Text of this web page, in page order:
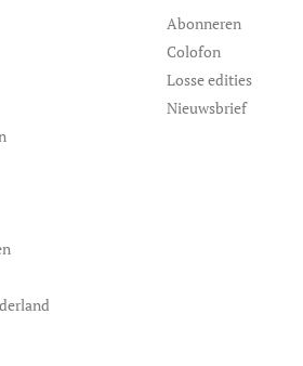
Abonneren
Colofon
Losse edities
Nieuwsbrief